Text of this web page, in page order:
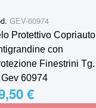
GEV-60974
Protettivo Copriauto
con
Finestrini Tg.
Gev 60974
€